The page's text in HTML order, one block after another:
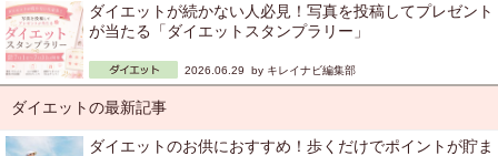
ダイエットが続かない人必見！写真を投稿してプレゼント
が当たる「ダイエットスタンプラリー」
2026.06.29 by キレイナビ編集部
ダイエットの最新記事
ダイエットのお供におすすめ！歩くだけでポイントが貯ま